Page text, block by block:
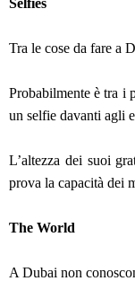
Selfies
Tra le cose da fare a
Probabilmente è tra i
un selfie davanti agli
L’altezza dei suoi
prova la capacità dei
The World
A Dubai non